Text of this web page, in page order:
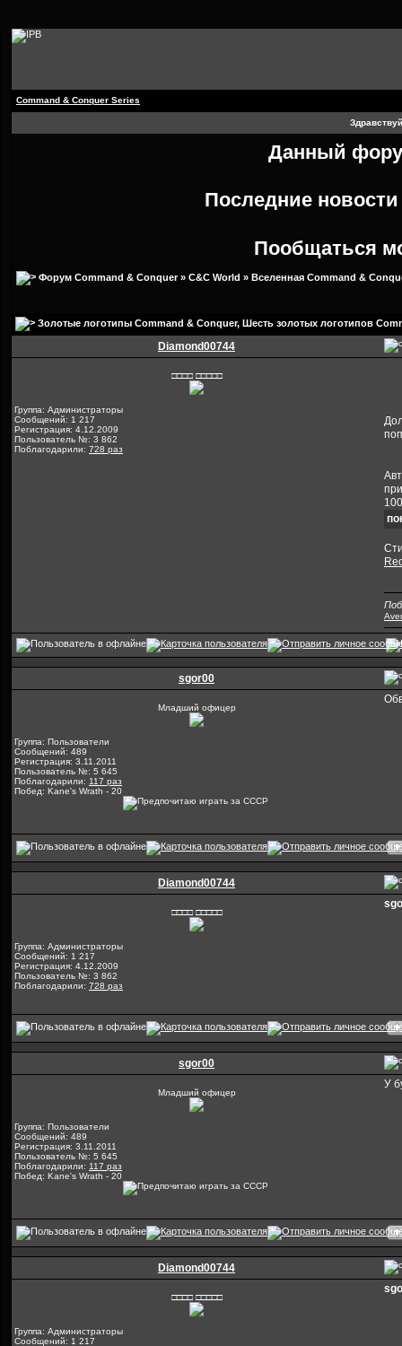
Command & Conquer Series
Данный
Последние
Пообщаться
Форум Command & Conquer» C&C World » Вселенная Command &
Золотые логотипы Command & Conquer, Шесть золотых логотипов
Diamond00744
□□□□ □□□□□
Группа: Администраторы
Сообщений: 1 217
Регистрация: 4.12.2009
Пользователь №: 3 862
Поблагодарили: 728 раз
sgor00
Младший офицер
Группа: Пользователи
Сообщений: 489
Регистрация: 3.11.2011
Пользователь №: 5 645
Поблагодарили: 117 раз
Побед: Kane's Wrath - 20
Diamond00744
□□□□ □□□□□
Группа: Администраторы
Сообщений: 1 217
Регистрация: 4.12.2009
Пользователь №: 3 862
Поблагодарили: 728 раз
sgor00
Младший офицер
Группа: Пользователи
Сообщений: 489
Регистрация: 3.11.2011
Пользователь №: 5 645
Поблагодарили: 117 раз
Побед: Kane's Wrath - 20
У
Diamond00744
□□□□ □□□□□
Группа: Администраторы
Сообщений: 1 217